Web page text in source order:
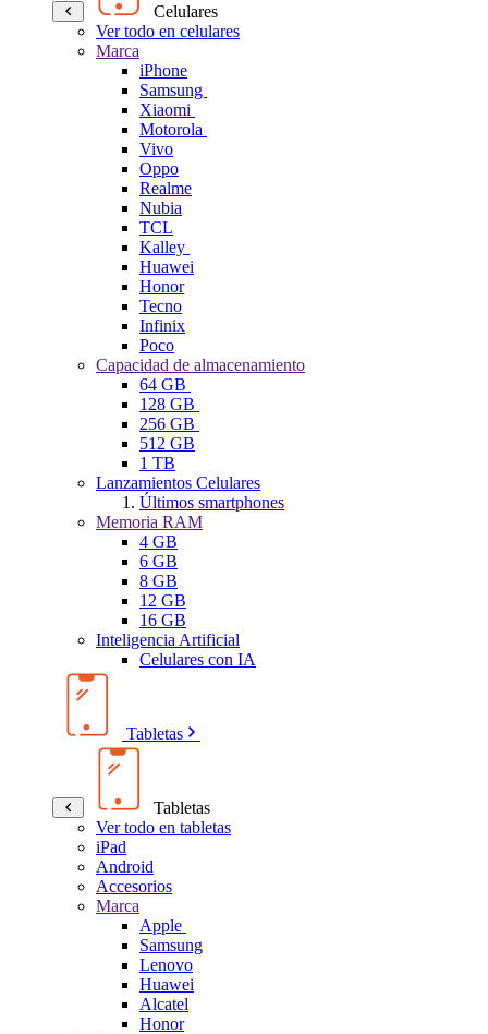
Celulares
Ver todo en celulares
Marca
iPhone
Samsung
Xiaomi
Motorola
Vivo
Oppo
Realme
Nubia
TCL
Kalley
Huawei
Honor
Tecno
Infinix
Poco
Capacidad de almacenamiento
64 GB
128 GB
256 GB
512 GB
1 TB
Lanzamientos Celulares
Últimos smartphones
Memoria RAM
4 GB
6 GB
8 GB
12 GB
16 GB
Inteligencia Artificial
Celulares con IA
Tabletas
Tabletas
Ver todo en tabletas
iPad
Android
Accesorios
Marca
Apple
Samsung
Lenovo
Huawei
Alcatel
Honor